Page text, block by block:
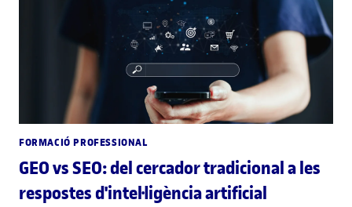
FORMACIÓ PROFESSIONAL
GEO vs SEO: del cercador tradicional a les
respostes d'intel·ligència artificial